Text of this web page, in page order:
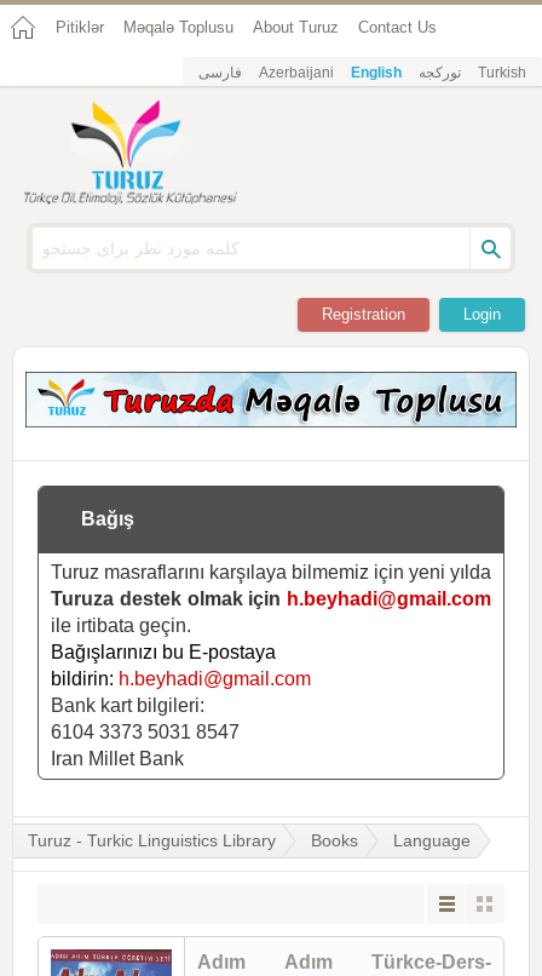
Pitiklər Məqalə Toplusu About Turuz Contact Us
فارسی Azerbaijani English تورکجه Turkish
Login
Registration
Bağış
Turuz masraflarını karşılaya bilmemiz için yeni yılda
Turuza destek olmak için h.beyhadi@gmail.com
ile irtibata geçin.
Bağışlarınızı bu E-postaya
bildirin: h.beyhadi@gmail.com
Bank kart bilgileri:
6104 3373 5031 8547
Iran Millet Bank
Turuz - Turkic Linguistics Library Books Language
Adım Adım Türkce-Ders-